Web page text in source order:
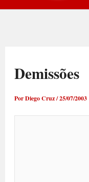
Demissões
PorDiego Cruz/25/07/2003